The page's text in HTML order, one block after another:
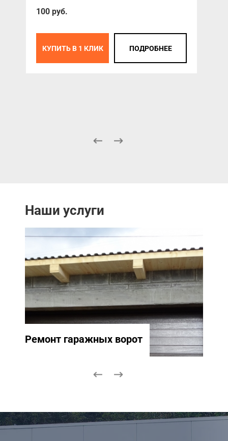
100 руб.
КУПИТЬ В 1 КЛИК ПОДРОБНЕЕ
Наши услуги
Ремонт гаражных ворот